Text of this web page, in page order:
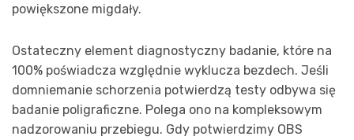
powiększone migdały.
Ostateczny element diagnostyczny badanie, które na
100% poświadcza względnie wyklucza bezdech. Jeśli
domniemanie schorzenia potwierdzą testy odbywa się
badanie poligraficzne. Polega ono na kompleksowym
nadzorowaniu przebiegu. Gdy potwierdzimy OBS